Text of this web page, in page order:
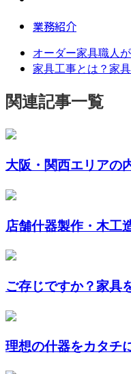
業務紹介
オーダー家具職人
家具工事とは？家
関連記事一覧
大阪・関西エリアの
店舗什器製作・木工
ご存じですか？家具
理想の什器をカタチ